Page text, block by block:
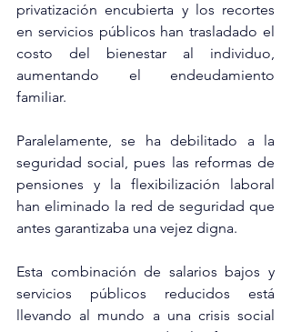
privatización encubierta y los recortes
en servicios públicos han trasladado el
costo del bienestar al individuo,
aumentando el endeudamiento
familiar.
Paralelamente, se ha debilitado a la
seguridad social, pues las reformas de
pensiones y la flexibilización laboral
han eliminado la red de seguridad que
antes garantizaba una vejez digna.
Esta combinación de salarios bajos y
servicios públicos reducidos está
llevando al mundo a una crisis social